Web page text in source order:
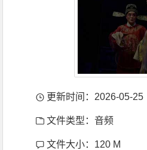
更新时间：2026-05-25
文件类型：音频
文件大小：120 M